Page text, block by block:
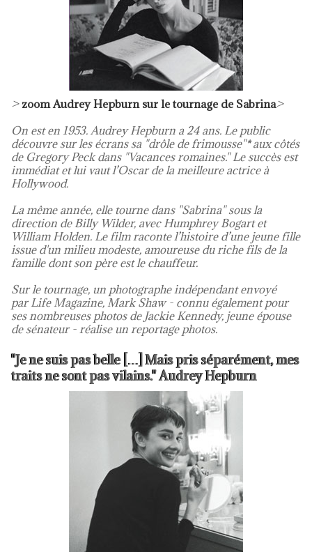
> zoom Audrey Hepburn sur le tournage de Sabrina>
On est en 1953. Audrey Hepburn a 24 ans. Le public
découvre sur les écrans sa "drôle de frimousse"*aux côtés
de Gregory Peck dans "Vacances romaines." Le succès est
immédiat et lui vaut l’Oscar de la meilleure actrice à
Hollywood.
La même année, elle tourne dans "Sabrina" sous la
direction de Billy Wilder, avec Humphrey Bogart et
William Holden. Le film raconte l’histoire d’une jeune fille
issue d'un milieu modeste, amoureuse du riche fils de la
famille dont son père est le chauffeur.
Sur le tournage, un photographe indépendant envoyé
parLife Magazine, Mark Shaw - connu également pour
ses nombreuses photos de Jackie Kennedy, jeune épouse
de sénateur - réalise un reportage photos.
"Je ne suis pas belle […] Mais pris séparément, mes
traits ne sont pas vilains." Audrey Hepburn